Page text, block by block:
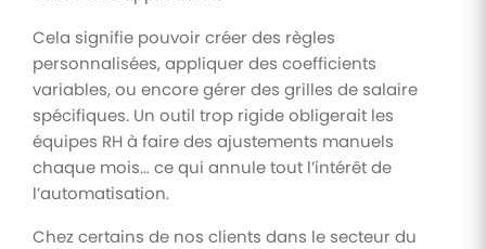
Cela signifie pouvoir créer des règles
personnalisées, appliquer des coefficients
variables, ou encore gérer des grilles de salaire
spécifiques. Un outil trop rigide obligerait les
équipes RH à faire des ajustements manuels
chaque mois… ce qui annule tout l’intérêt de
l’automatisation.
Chez certains de nos clients dans le secteur du